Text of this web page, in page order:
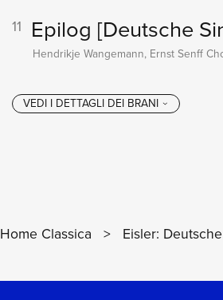
11 Epilog [Deutsche
Hendrikje Wangemann, Ernst Senff
Home Classica > Eisler: